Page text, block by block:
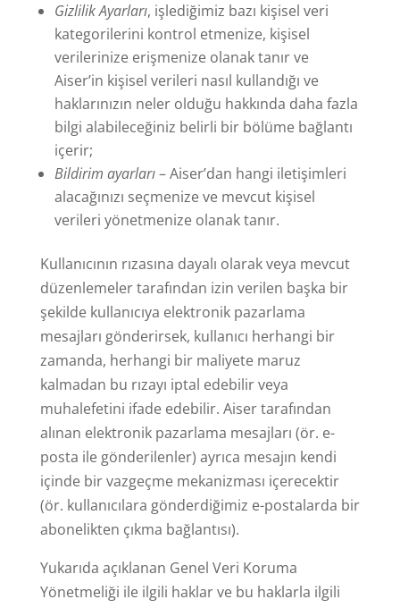
Gizlilik Ayarları, işlediğimiz bazı kişisel veri
kategorilerini kontrol etmenize, kişisel
verilerinize erişmenize olanak tanır ve
Aiser’in kişisel verileri nasıl kullandığı ve
haklarınızın neler olduğu hakkında daha fazla
bilgi alabileceğiniz belirli bir bölüme bağlantı
içerir;
Bildirim ayarları– Aiser’dan hangi iletişimleri
alacağınızı seçmenize ve mevcut kişisel
verileri yönetmenize olanak tanır.
Kullanıcının rızasına dayalı olarak veya mevcut
düzenlemeler tarafından izin verilen başka bir
şekilde kullanıcıya elektronik pazarlama
mesajları gönderirsek, kullanıcı herhangi bir
zamanda, herhangi bir maliyete maruz
kalmadan bu rızayı iptal edebilir veya
muhalefetini ifade edebilir. Aiser tarafından
alınan elektronik pazarlama mesajları (ör. e-
posta ile gönderilenler) ayrıca mesajın kendi
içinde bir vazgeçme mekanizması içerecektir
(ör. kullanıcılara gönderdiğimiz e-postalarda bir
abonelikten çıkma bağlantısı).
Yukarıda açıklanan Genel Veri Koruma
Yönetmeliği ile ilgili haklar ve bu haklarla ilgili